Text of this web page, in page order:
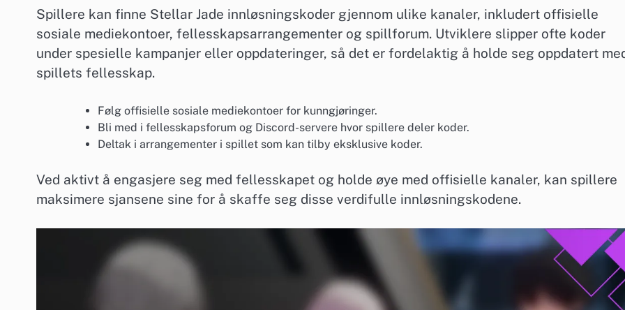
Spillere kan finne Stellar Jade innløsningskoder gjennom ulike kanaler, inkludert offisielle
sosiale mediekontoer, fellesskapsarrangementer og spillforum. Utviklere slipper ofte koder
under spesielle kampanjer eller oppdateringer, så det er fordelaktig å holde seg oppdatert
spillets fellesskap.
Følg offisielle sosiale mediekontoer for kunngjøringer.
Bli med i fellesskapsforum og Discord-servere hvor spillere deler koder.
Deltak i arrangementer i spillet som kan tilby eksklusive koder.
Ved aktivt å engasjere seg med fellesskapet og holde øye med offisielle kanaler, kan spillere
maksimere sjansene sine for å skaffe seg disse verdifulle innløsningskodene.